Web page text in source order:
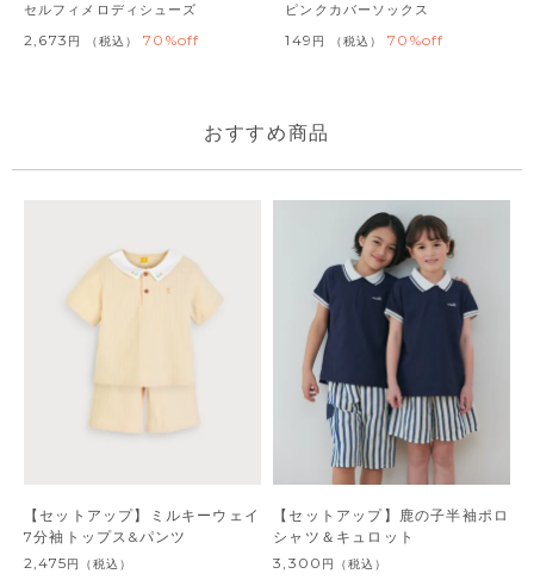
セルフィメロディシューズ
2,673 税込 70%off
ピンクカバーソックス
149 税込 70%off
おすすめ商品
【セットアップ】ミルキーウェイ
7分袖トップス&パンツ
2,475円 （税込）
【セットアップ】鹿の子半袖ポロ
シャツ＆キュロット
3,300 円 （税込）